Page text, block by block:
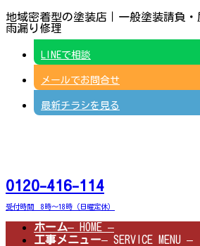
コ
ン
ナ
ビ
地域密着型の塗装店｜一般塗装請負・
雨漏り修理
LINEで相談
メールでお問合せ
最新チラシを見る
0120-416-114
受付時間 8時～18時（日曜定休）
ホーム– HOME –
工事メニュー– SERVICE MENU –